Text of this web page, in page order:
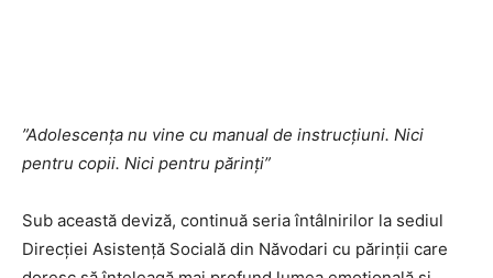
”Adolescența nu vine cu manual de instrucțiuni. Nici
pentru copii. Nici pentru părinți”
Sub această deviză, continuă seria întâlnirilor la sediul
Direcției Asistență Socială din Năvodari cu părinții care